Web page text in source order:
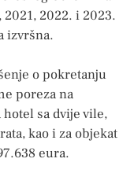
2022. i 2023.
izvršna.
o pokretanju
poreza na
sa dvije vile,
kao i za objekat
eura.